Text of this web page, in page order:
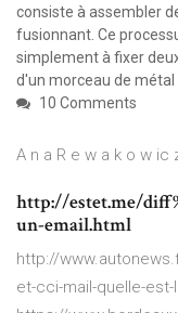
consiste à assembler
fusionnant. Ce
simplement à fixer
d'un morceau de métal
10 Comments
A n a R e w a k o w ic
http://estet.me/
un-email.html
http://
et-cci-mail-quelle-